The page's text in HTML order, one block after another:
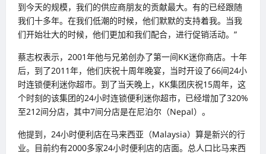
到今天的规模，我们的供应商朋友的贡献最大。有的已经跟随
我们十多年。在我们低潮的时候，他们默默的支持着我。当我
们开始壮大的时候，他们更加和我们配合，进行促销活动。”
蔡志权表示，2001年他与兄弟创办了第一间KK迷你商店。十年
后，到了2011年，他们庆祝十周年晚宴，当时开设了66间24小
时连锁便利迷你超市。到了当天晚上，KK集团庆祝15周年，这
个时刻的该集团的24小时连锁便利迷你超市，已经增加了320%
至212间分店，其中7间分店是在尼泊尔（Nepal）。
他提到，24小时便利店在马来西亚（Malaysia）算是新兴的行
业。目前约有2000多家24小时便利店的店面。总人口比马来西